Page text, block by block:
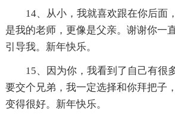
14、从小，我就喜欢跟在你后面
是我的老师，更像是父亲。谢谢你一
引导我。新年快乐。
15、因为你，我看到了自己有很
要交个兄弟，我一定选择和你拜把子
变得很好。新年快乐。